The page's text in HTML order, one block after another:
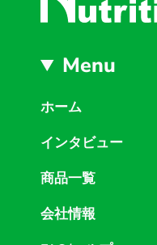
Menu
ホーム
インタビュー
商品一覧
会社情報